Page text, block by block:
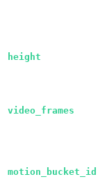
height
video_frames
motion_bucket_id